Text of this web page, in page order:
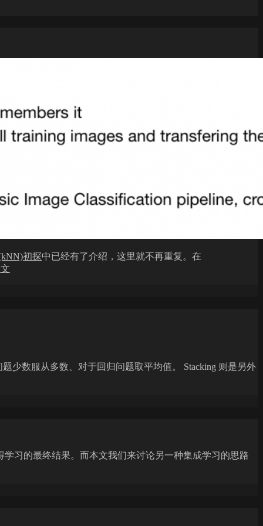
初探中已经有了介绍，这里就不再重复。在
少数服从多数、对于回归问题取平均值。 Stacking 则是另外
习的最终结果。而本文我们来讨论另一种集成学习的思路